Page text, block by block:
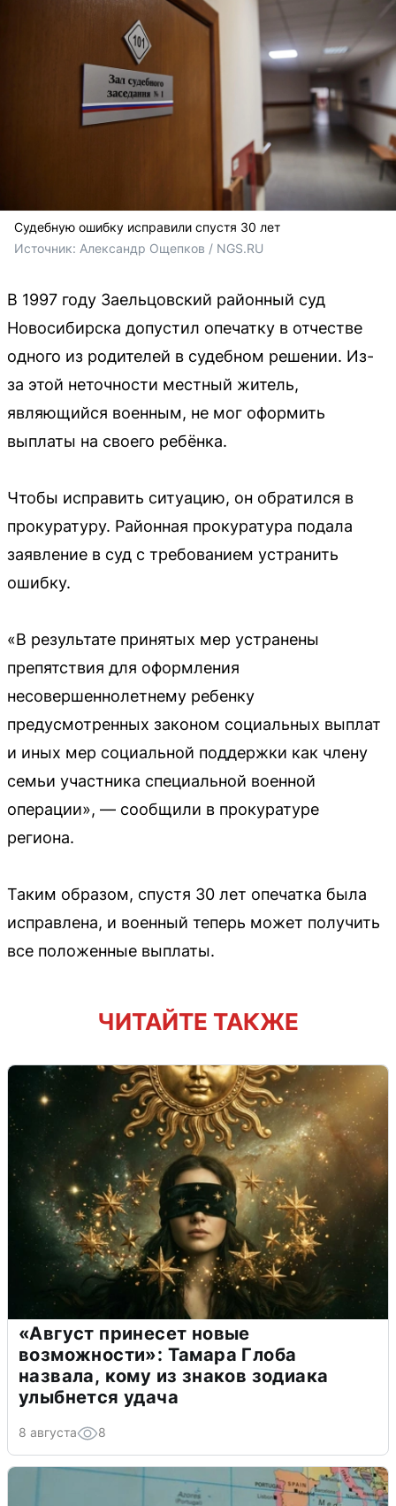
Судебную ошибку исправили спустя 30 лет
Источник: Александр Ощепков / NGS.RU
В 1997 году Заельцовский районный суд
Новосибирска допустил опечатку в отчестве
одного из родителей в судебном решении. Из-
за этой неточности местный житель,
являющийся военным, не мог оформить
выплаты на своего ребёнка.
Чтобы исправить ситуацию, он обратился в
прокуратуру. Районная прокуратура подала
заявление в суд с требованием устранить
ошибку.
«В результате принятых мер устранены
препятствия для оформления
несовершеннолетнему ребенку
предусмотренных законом социальных выплат
и иных мер социальной поддержки как члену
семьи участника специальной военной
операции», — сообщили в прокуратуре
региона.
Таким образом, спустя 30 лет опечатка была
исправлена, и военный теперь может получить
все положенные выплаты.
ЧИТАЙТЕ ТАКЖЕ
«Август принесет новые
возможности»: Тамара Глоба
назвала, кому из знаков зодиака
улыбнется удача
8 августа 8